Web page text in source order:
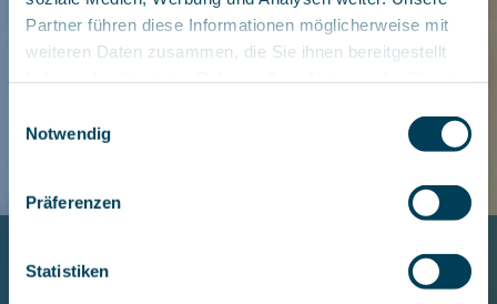
Partner führen diese Informationen möglicherweise mit
weiteren Daten zusammen, die Sie ihnen bereitgestellt
Notwendig
Präferenzen
Statistiken
MEET-TAP!®